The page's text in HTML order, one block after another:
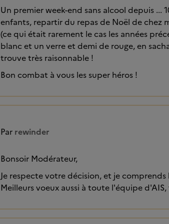
Un premier week-end sans alcool depuis ...
enfants, repartir du repas de Noël de chez
(ce qui était rarement le cas les années
blanc et un verre et demi de rouge, en
trouve très raisonnable !
Bon combat à vous les super héros !
Par rewinder
Bonsoir Modérateur,
Je respecte votre décision, et je
Meilleurs voeux aussi à toute l'équipe